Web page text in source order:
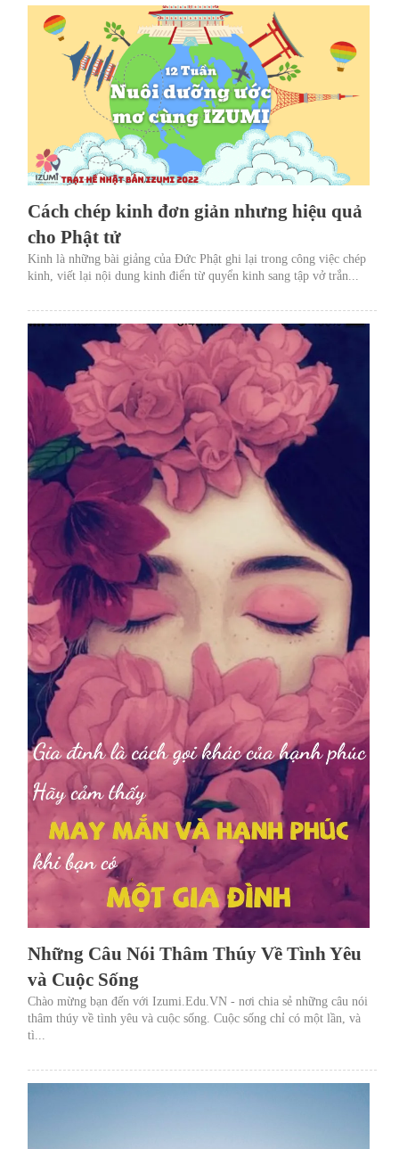
Cách chép kinh đơn giản nhưng hiệu quả
cho Phật tử
Kinh là những bài giảng của Đức Phật ghi lại trong công việc chép
kinh, viết lại nội dung kinh điển từ quyển kinh sang tập vở trắn...
Những Câu Nói Thâm Thúy Về Tình Yêu
và Cuộc Sống
Chào mừng bạn đến với Izumi.Edu.VN - nơi chia sẻ những câu nói
thâm thúy về tình yêu và cuộc sống. Cuộc sống chỉ có một lần, và
tì...